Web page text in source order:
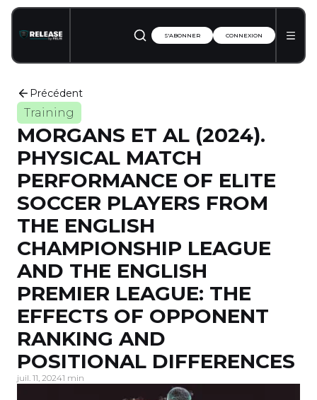
S'ABONNER CONNEXION
Précédent
Training
MORGANS ET AL (2024).
PHYSICAL MATCH
PERFORMANCE OF ELITE
SOCCER PLAYERS FROM
THE ENGLISH
CHAMPIONSHIP LEAGUE
AND THE ENGLISH
PREMIER LEAGUE: THE
EFFECTS OF OPPONENT
RANKING AND
POSITIONAL DIFFERENCES
juil. 11, 20241 min